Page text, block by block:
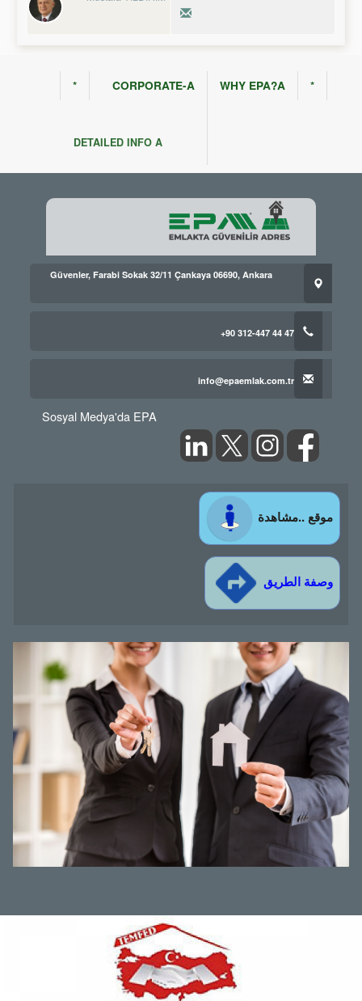
* CORPORATE-A
DETAILED INFO A
WHY EPA?A *
Güvenler, Farabi Sokak 32/11 Çankaya 06690, Ankara
+90 312-447 44 47
info@epaemlak.com.tr
Sosyal Medya'da EPA
موقع ..مشاهدة
وصفة الطريق